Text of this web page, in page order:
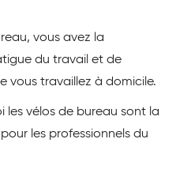
vous avez la
du travail et de
vous travaillez à domicile.
les vélos de bureau sont la
les professionnels du